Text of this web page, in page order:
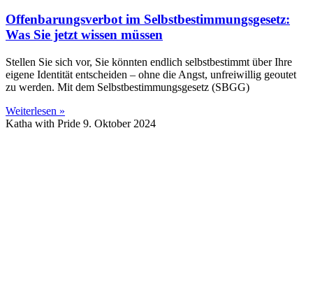
Offenbarungsverbot im Selbstbestimmungsgesetz:
Was Sie jetzt wissen müssen
Stellen Sie sich vor, Sie könnten endlich selbstbestimmt über Ihre
eigene Identität entscheiden – ohne die Angst, unfreiwillig geoutet
zu werden. Mit dem Selbstbestimmungsgesetz (SBGG)
Weiterlesen »
Katha with Pride 9. Oktober 2024